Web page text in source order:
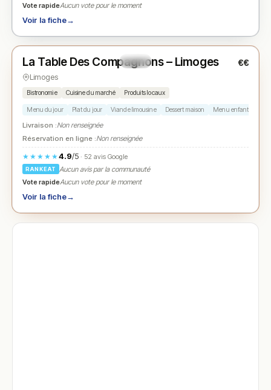
Vote rapideAucun vote pour le moment
Voir la fiche→
★ N° 3
La Table Des Compagnons – Limoges €€
Limoges
Bistronomie Cuisine du marché Produits locaux
Menu du jour Plat du jour Viande limousine Dessert maison Menu enfant
Livraison :Non renseignée
Réservation en ligne :Non renseignée
★★★★★4.9/5· 52 avis Google
RANKEAT
Aucun avis par la communauté
Vote rapideAucun vote pour le moment
Voir la fiche→